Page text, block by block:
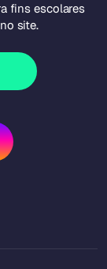
fins escolares
site.